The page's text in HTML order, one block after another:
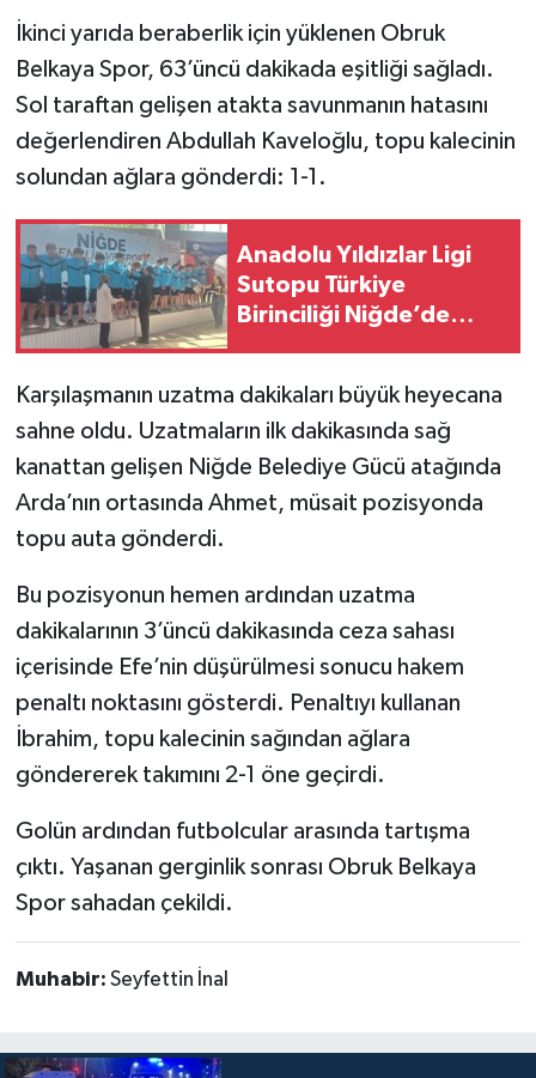
İkinci yarıda beraberlik için yüklenen Obruk
Belkaya Spor, 63’üncü dakikada eşitliği sağladı.
Sol taraftan gelişen atakta savunmanın hatasını
değerlendiren Abdullah Kaveloğlu, topu kalecinin
solundan ağlara gönderdi: 1-1.
Anadolu Yıldızlar Ligi
Sutopu Türkiye
Birinciliği Niğde’de
Karşılaşmanın uzatma dakikaları büyük heyecana
sahne oldu. Uzatmaların ilk dakikasında sağ
kanattan gelişen Niğde Belediye Gücü atağında
Arda’nın ortasında Ahmet, müsait pozisyonda
topu auta gönderdi.
Bu pozisyonun hemen ardından uzatma
dakikalarının 3’üncü dakikasında ceza sahası
içerisinde Efe’nin düşürülmesi sonucu hakem
penaltı noktasını gösterdi. Penaltıyı kullanan
İbrahim, topu kalecinin sağından ağlara
göndererek takımını 2-1 öne geçirdi.
Golün ardından futbolcular arasında tartışma
çıktı. Yaşanan gerginlik sonrası Obruk Belkaya
Spor sahadan çekildi.
Muhabir: Seyfettin İnal